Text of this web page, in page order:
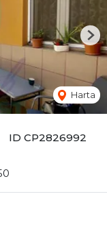
ID CP2826992
Harta